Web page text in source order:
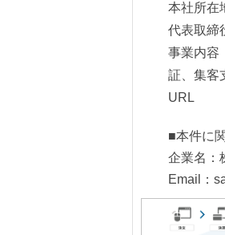
本社所
代表取
事業内
証、集客
■本件に
企業名：
Email：